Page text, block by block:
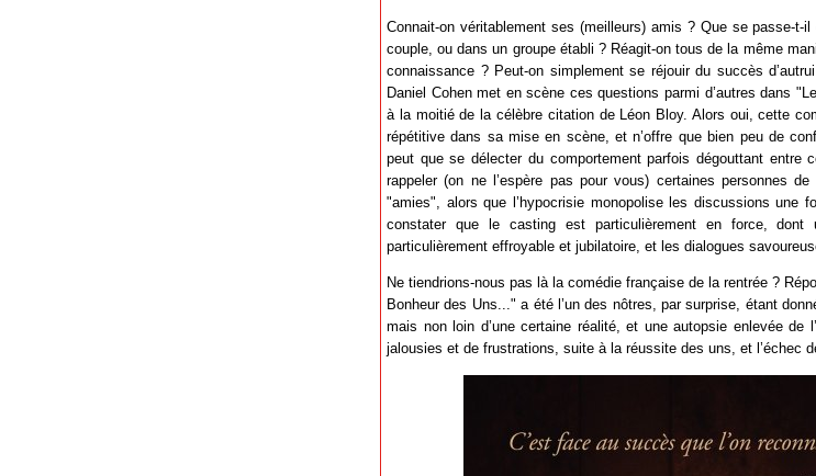
Connait-on véritablement ses (meilleurs) amis ? Que se passe-t-
couple, ou dans un groupe établi ? Réagit-on tous de la même
connaissance ? Peut-on simplement se réjouir du succès
Daniel Cohen met en scène ces questions parmi d’autres dans
à la moitié de la célèbre citation de Léon Bloy. Alors oui, cette
répétitive dans sa mise en scène, et n’offre que bien peu de
peut que se délecter du comportement parfois dégouttant entre
rappeler (on ne l’espère pas pour vous) certaines personnes
"amies", alors que l’hypocrisie monopolise les discussions
constater que le casting est particulièrement en force, dont
particulièrement effroyable et jubilatoire, et les dialogues
Ne tiendrions-nous pas là la comédie française de la rentrée ?
Bonheur des Uns..." a été l’un des nôtres, par surprise, étant
mais non loin d’une certaine réalité, et une autopsie enlevée de
jalousies et de frustrations, suite à la réussite des uns, et l’échec